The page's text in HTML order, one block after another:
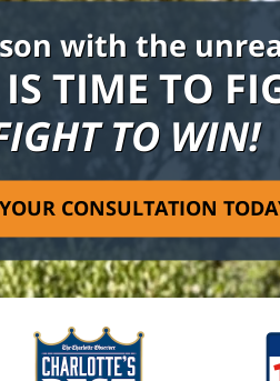
with the
TIME TO
TO WIN!
CONSULTATION